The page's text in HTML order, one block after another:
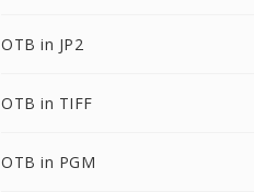
OTB in JP2
OTB in TIFF
OTB in PGM